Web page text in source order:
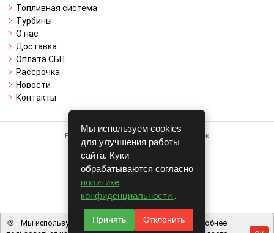
Топливная система
Турбины
О нас
Доставка
Оплата СБП
Рассрочка
Новости
Контакты
Работает на системе для авторазборок
CARRO.БИЗНЕС
Полная версия
© COPYRIGHT 2026 г.
v1.1.24
Мы используем cookies
для улучшения работы
сайта. Куки
обрабатываются согласно
политике
конфиденциальности .
Принять Отклонить
🍪
Мы используем файлы cookie, чтобы вам было удобнее